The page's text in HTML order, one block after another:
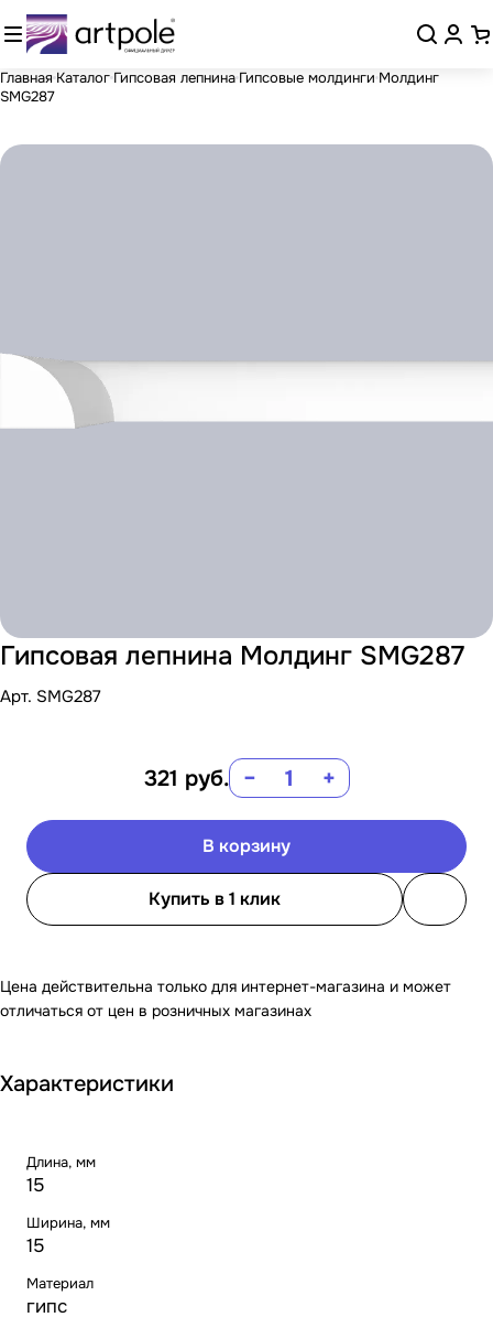
Главная Каталог Гипсовая лепнина Гипсовые молдинги Молдинг
SMG287
Гипсовая лепнина Молдинг SMG287
Арт. SMG287
321 руб. − +
В корзину
Купить в 1 клик
Цена действительна только для интернет-магазина и может
отличаться от цен в розничных магазинах
Характеристики
Длина, мм
15
Ширина, мм
15
Материал
гипс